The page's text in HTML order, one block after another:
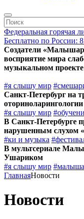
Федеральная горячая
Бесплатно по России:
Создатели
восприятие мира
музыкальном проекте
#я слышу мир
Санкт-Петербург на
оториноларингологии
#я слышу мир
В Санкт-Петербурге
нарушенным слухом
#ки и музыка
В мультсериале
Ушариком
#я слышу мир
ГлавнаяНовости
Новости